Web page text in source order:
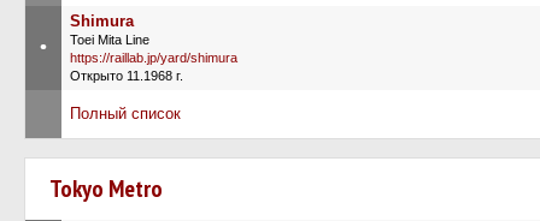
•
Shimura
Toei Mita Line
https://raillab.jp/yard/shimura
Открыто 11.1968 г.
Полный список
Tokyo Metro